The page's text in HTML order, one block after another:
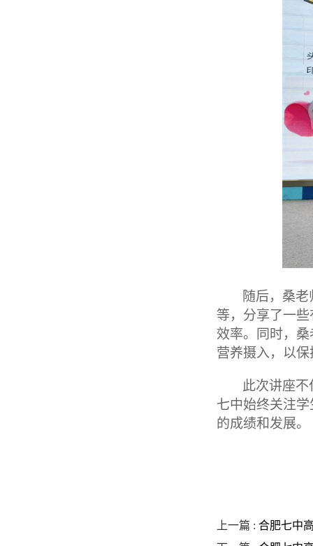
随后，桑
等，分享了一
效率。同时，
营养摄入，以
此次讲座
七中始终关注
的成绩和发展。
上一篇 : 合肥七中